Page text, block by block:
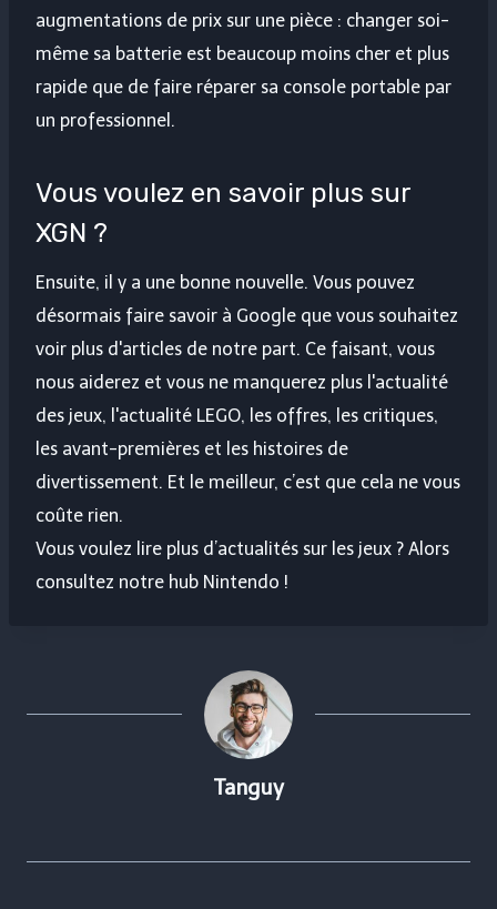
augmentations de prix sur une pièce : changer soi-
même sa batterie est beaucoup moins cher et plus
rapide que de faire réparer sa console portable par
un professionnel.
Vous voulez en savoir plus sur
XGN ?
Ensuite, il y a une bonne nouvelle. Vous pouvez
désormais faire savoir à Google que vous souhaitez
voir plus d'articles de notre part. Ce faisant, vous
nous aiderez et vous ne manquerez plus l'actualité
des jeux, l'actualité LEGO, les offres, les critiques,
les avant-premières et les histoires de
divertissement. Et le meilleur, c’est que cela ne vous
coûte rien.
Vous voulez lire plus d’actualités sur les jeux ? Alors
consultez notre hub Nintendo !
Tanguy